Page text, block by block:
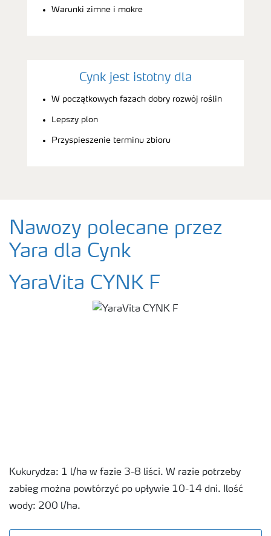
Warunki zimne i mokre
Cynk jest istotny dla
W początkowych fazach dobry rozwój roślin
Lepszy plon
Przyspieszenie terminu zbioru
Nawozy polecane przez
Yara dla Cynk
YaraVita CYNK F
Kukurydza: 1 l/ha w fazie 3-8 liści. W razie potrzeby
zabieg można powtórzyć po upływie 10-14 dni. Ilość
wody: 200 l/ha.